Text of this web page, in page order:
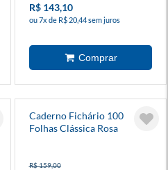
R$ 143,10
ou 7x de R$ 20,44 sem juros
Caderno Fichário 100
Folhas Clássica Rosa
R$ 159,00